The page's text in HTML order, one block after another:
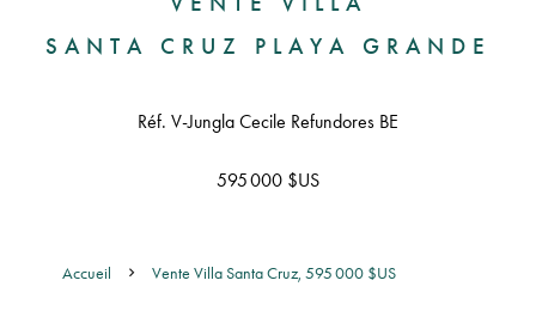
SANTA CRUZ PLAYA GRANDE
Réf. V-Jungla Cecile Refundores BE
595 000 $US
Accueil Vente Villa Santa Cruz, 595 000 $US